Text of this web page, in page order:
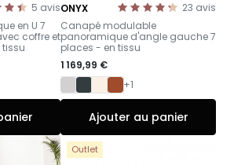
5 avis
en U 7
coffre et
tissu
23 avis
ONYX
-
Canapé modulable
panoramique d'angle gauche 7
places - en tissu
1 169,99 €
+1
Ajouter au panier
Outlet